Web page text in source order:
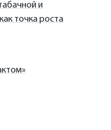
и
точка роста